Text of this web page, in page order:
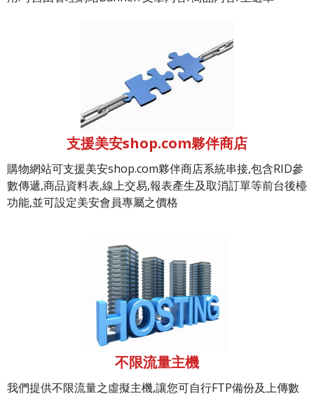
支援美安shop.com夥伴商店
購物網站可支援美安shop.com夥伴商店系統串接,包含RID參
數傳遞,商品資料表,線上交易,報表產生及取消訂單等前台後檯
功能,並可設定美安會員專屬之價格
不限流量主機
我們提供不限流量之虛擬主機,讓您可自行FTP備份及上傳數